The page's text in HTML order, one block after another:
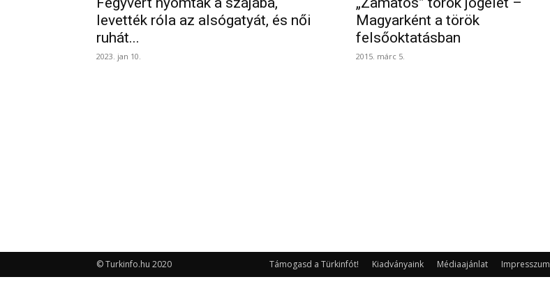
levették róla az alsógatyát, és női
ruhát...
2023. jan 10.
Magyarként a török
felsőoktatásban
2015. márc 5.
Támogasd a Türkinfót! Kiadványaink Médiaajánlat Impresszum
© Turkinfo.hu 2020